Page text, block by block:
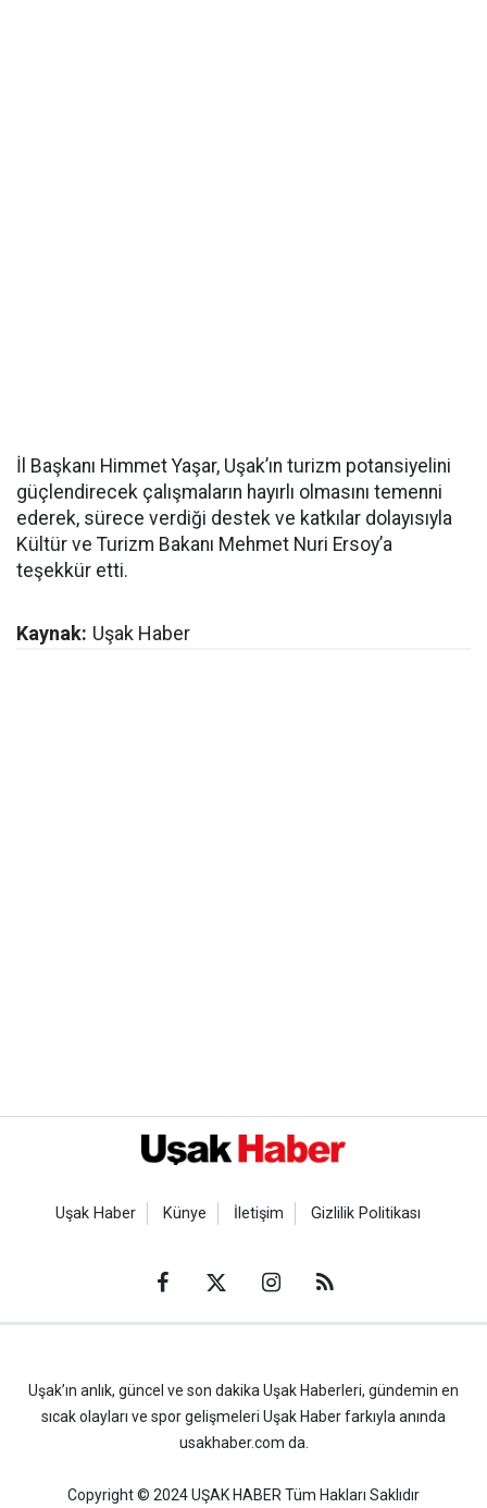
İl Başkanı Himmet Yaşar, Uşak’ın turizm potansiyelini
güçlendirecek çalışmaların hayırlı olmasını temenni
ederek, sürece verdiği destek ve katkılar dolayısıyla
Kültür ve Turizm Bakanı Mehmet Nuri Ersoy’a
teşekkür etti.
Kaynak: Uşak Haber
Uşak Haber Künye İletişim Gizlilik Politikası
Uşak’ın anlık, güncel ve son dakika Uşak Haberleri, gündemin en
sıcak olayları ve spor gelişmeleri Uşak Haber farkıyla anında
usakhaber.com da.
Copyright © 2024 UŞAK HABER Tüm Hakları Saklıdır